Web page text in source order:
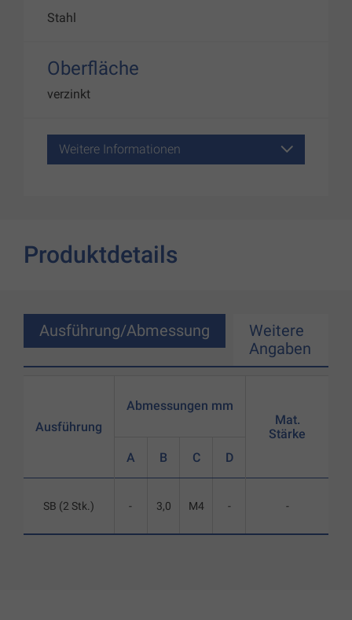
Stahl
Oberfläche
verzinkt
Weitere Informationen
Produktdetails
Ausführung/Abmessung
Weitere
Angaben
Ausführung
SB (2 Stk.)
Abmessungen mm
A B C D
- 3,0 M4 -
Mat.
Stärke
-